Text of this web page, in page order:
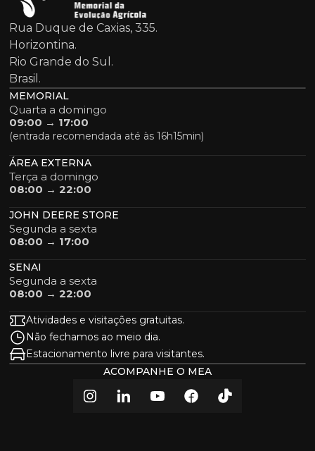
Rua Duque de Caxias, 335.
Horizontina.
Rio Grande do Sul.
Brasil.
MEMORIAL
Quarta a domingo
09:00 → 17:00
(entrada recomendada até às 16h15min)
ÁREA EXTERNA
Terça a domingo
08:00 → 22:00
JOHN DEERE STORE
Segunda a sexta
08:00 → 17:00
SENAI
Segunda a sexta
08:00 → 22:00
Atividades e visitações gratuitas.
Não fechamos ao meio dia.
Estacionamento livre para visitantes.
ACOMPANHE O MEA